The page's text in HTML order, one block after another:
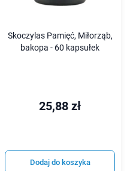
Skoczylas Pamięć, Miłorząb,
bakopa - 60 kapsułek
25,88 zł
Dodaj do koszyka